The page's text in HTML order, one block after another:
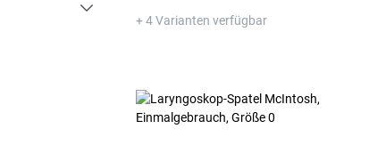
+ 4 Varianten verfügbar